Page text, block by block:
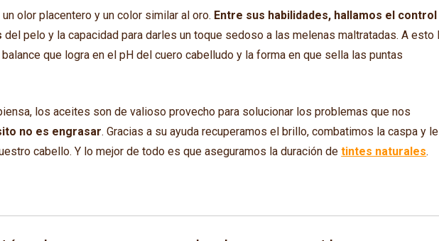
olor placentero y un color similar al oro. Entre sus habilidades, hallamos el control
del pelo y la capacidad para darles un toque sedoso a las melenas maltratadas. A esto
que logra en el pH del cuero cabelludo y la forma en que sella las puntas
los aceites son de valioso provecho para solucionar los problemas que nos
no es engrasar. Gracias a su ayuda recuperamos el brillo, combatimos la caspa y le
cabello. Y lo mejor de todo es que aseguramos la duración detintes naturales.